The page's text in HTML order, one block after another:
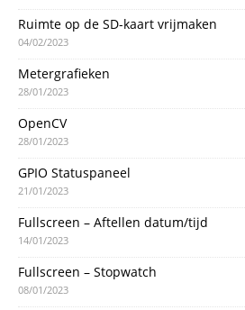
Ruimte op de SD-kaart vrijmaken
04/02/2023
Metergrafieken
28/01/2023
OpenCV
28/01/2023
GPIO Statuspaneel
21/01/2023
Fullscreen – Aftellen datum/tijd
14/01/2023
Fullscreen – Stopwatch
08/01/2023